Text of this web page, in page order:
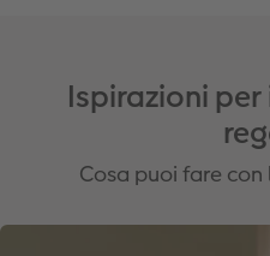
Ispirazioni
Cosa puoi fare